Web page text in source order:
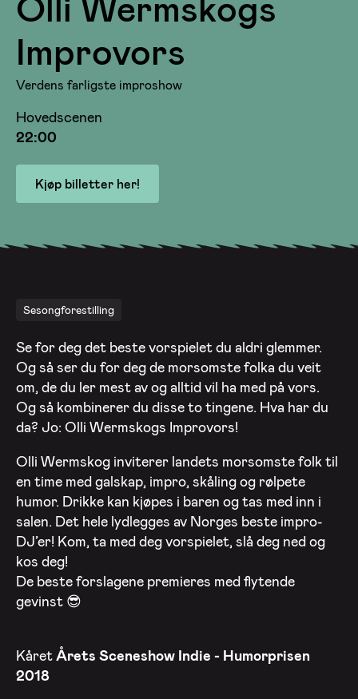
Improvors
Verdens farligste improshow
Hovedscenen
22:00
Kjøp billetter her!
Sesongforestilling
Se for deg det beste vorspielet du aldri glemmer.
Og så ser du for deg de morsomste folka du veit
om, de du ler mest av og alltid vil ha med på vors.
Og så kombinerer du disse to tingene. Hva har du
da? Jo: Olli Wermskogs Improvors!
Olli Wermskog inviterer landets morsomste folk til
en time med galskap, impro, skåling og rølpete
humor. Drikke kan kjøpes i baren og tas med inn i
salen. Det hele lydlegges av Norges beste impro-
DJ’er! Kom, ta med deg vorspielet, slå deg ned og
kos deg!
De beste forslagene premieres med flytende
gevinst 😎
KåretÅrets Sceneshow Indie - Humorprisen
2018